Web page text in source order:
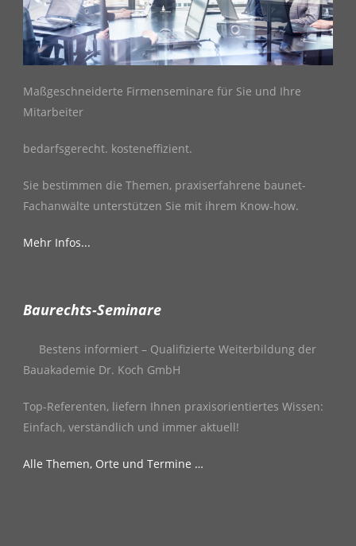
Maßgeschneiderte Firmenseminare für Sie und Ihre
Mitarbeiter
bedarfsgerecht. kosteneffizient.
Sie bestimmen die Themen, praxiserfahrene baunet-
Fachanwälte unterstützen Sie mit ihrem Know-how.
Mehr Infos...
Baurechts-Seminare
Bestens informiert – Qualifizierte Weiterbildung der
Bauakademie Dr. Koch GmbH
Top-Referenten, liefern Ihnen praxisorientiertes Wissen:
Einfach, verständlich und immer aktuell!
Alle Themen, Orte und Termine …